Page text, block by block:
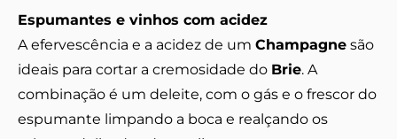
Espumantes e vinhos com acidez
A efervescência e a acidez de um Champagne são
ideais para cortar a cremosidade do Brie. A
combinação é um deleite, com o gás e o frescor do
espumante limpando a boca e realçando os